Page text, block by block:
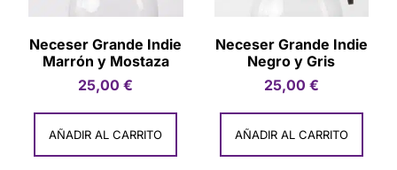
Neceser Grande Indie
Marrón y Mostaza
25,00€
AÑADIR AL CARRITO
Neceser Grande Indie
Negro y Gris
25,00 €
AÑADIR AL CARRITO